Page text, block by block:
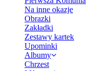
Na inne okazje
Obrazki
Zakładki
Zestawy kartek
Upominki
Albumy
Chrzest